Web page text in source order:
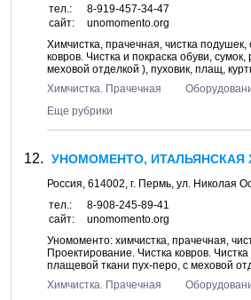
тел.:
8-919-457-34-47
сайт:
unomomento.org
Химчистка, прачечная, чистка
ковров. Чистка и покраска обуви,
меховой отделкой ), пуховик, плащ,
Химчистка. Прачечная
Еще рубрики
УНОМОМЕНТО,
Россия, 614002, г. Пермь, ул. Николая
тел.:
8-908-245-89-41
сайт:
unomomento.org
Уномоменто: химчистка, прачечная,
Проектирование. Чистка ковров.
плащевой ткани пух-перо, с меховой
Химчистка. Прачечная